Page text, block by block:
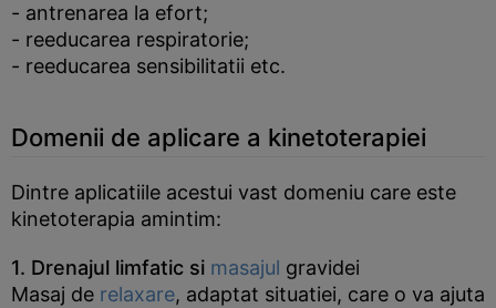
- antrenarea la efort;
- reeducarea respiratorie;
- reeducarea sensibilitatii etc.
Domenii de aplicare a kinetoterapiei
Dintre aplicatiile acestui vast domeniu care este
kinetoterapia amintim:
1. Drenajul limfatic si masajul gravidei
Masaj de relaxare, adaptat situatiei, care o va ajuta